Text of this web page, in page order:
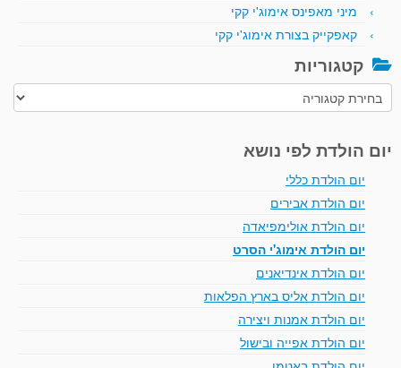
מיני מאפינס אימוג'י קקי
קאפקייק בצורת אימוג'י קקי
קטגוריות
קטגוריות
יום הולדת לפי נושא
יום הולדת כללי
יום הולדת אבירים
יום הולדת אולימפיאדה
יום הולדת אימוג'י הסרט
יום הולדת אינדיאנים
יום הולדת אליס בארץ הפלאות
יום הולדת אמנות ויצירה
יום הולדת אפייה ובישול